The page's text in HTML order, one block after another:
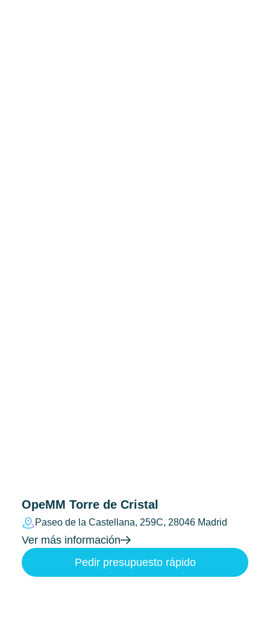
OpeMM Torre de Cristal
Paseo de la Castellana, 259C, 28046 Madrid
Ver más información
Pedir presupuesto rápido